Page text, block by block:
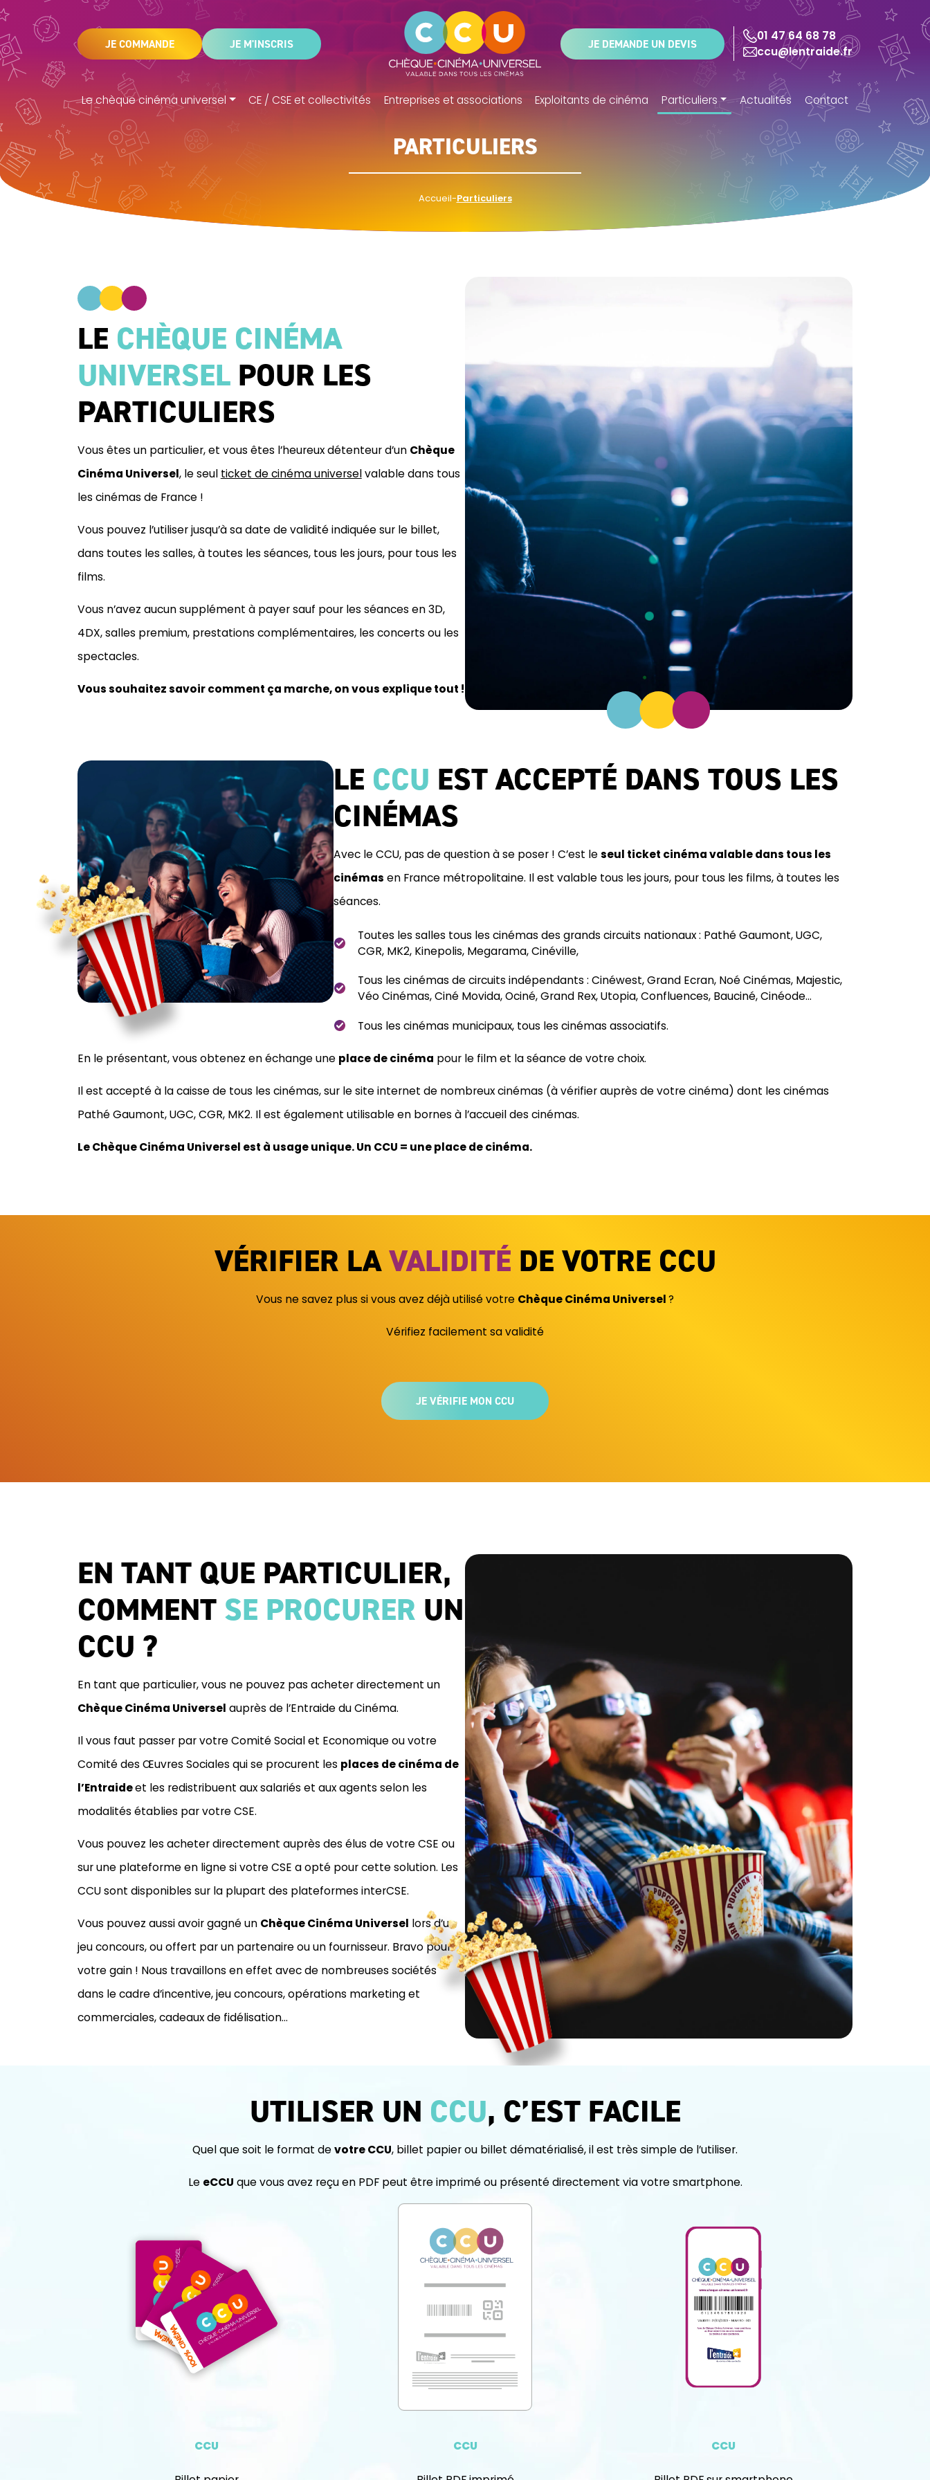
JE COMMANDE JE M'INSCRIS JE DEMANDE UN DEVIS
01 47 64 68 78
ccu@lentraide.fr
Le chèque cinéma universel CE / CSE et collectivités Entreprises et associations Exploitants de cinéma Particuliers Actualités Contact
PARTICULIERS
Accueil-Particuliers
LE CHÈQUE CINÉMA
UNIVERSELPOUR LES
PARTICULIERS
Vous êtes un particulier, et vous êtes l’heureux détenteur d’un Chèque
Cinéma Universel, le seul ticket de cinéma universelvalable dans tous
les cinémas de France !
Vous pouvez l’utiliser jusqu’à sa date de validité indiquée sur le billet,
dans toutes les salles, à toutes les séances, tous les jours, pour tous les
films.
Vous n’avez aucun supplément à payer sauf pour les séances en 3D,
4DX, salles premium, prestations complémentaires, les concerts ou les
spectacles.
Vous souhaitez savoir comment ça marche, on vous explique tout !
LE CCU EST ACCEPTÉ DANS TOUS LES
CINÉMAS
Avec le CCU, pas de question à se poser ! C’est leseul ticket cinéma valable dans tous les
cinémas en France métropolitaine. Il est valable tous les jours, pour tous les films, à toutes les
séances.
Toutes les salles tous les cinémas des grands circuits nationaux : Pathé Gaumont, UGC,
CGR, MK2, Kinepolis, Megarama, Cinéville,
Tous les cinémas de circuits indépendants : Cinéwest, Grand Ecran, Noé Cinémas, Majestic,
Véo Cinémas, Ciné Movida, Ociné, Grand Rex, Utopia, Confluences, Bauciné, Cinéode…
Tous les cinémas municipaux, tous les cinémas associatifs.
En le présentant, vous obtenez en échange une place de cinéma pour le film et la séance de votre choix.
Il est accepté à la caisse de tous les cinémas, sur le site internet de nombreux cinémas (à vérifier auprès de votre cinéma) dont les cinémas
Pathé Gaumont, UGC, CGR, MK2. Il est également utilisable en bornes à l’accueil des cinémas.
Le Chèque Cinéma Universel est à usage unique. Un CCU = une place de cinéma.
VÉRIFIER LAVALIDITÉ DE VOTRE CCU
Vous ne savez plus si vous avez déjà utilisé votre Chèque Cinéma Universel?
Vérifiez facilement sa validité
JE VÉRIFIE MON CCU
EN TANT QUE PARTICULIER,
COMMENT SE PROCURER UN
CCU ?
En tant que particulier, vous ne pouvez pas acheter directement un
Chèque Cinéma Universel auprès de l’Entraide du Cinéma.
Il vous faut passer par votre Comité Social et Economique ou votre
Comité des Œuvres Sociales qui se procurent les places de cinéma de
l’Entraideet les redistribuent aux salariés et aux agents selon les
modalités établies par votre CSE.
Vous pouvez les acheter directement auprès des élus de votre CSE ou
sur une plateforme en ligne si votre CSE a opté pour cette solution. Les
CCU sont disponibles sur la plupart des plateformes interCSE.
Vous pouvez aussi avoir gagné un Chèque Cinéma Universel lors d’un
jeu concours, ou offert par un partenaire ou un fournisseur. Bravo pour
votre gain ! Nous travaillons en effet avec de nombreuses sociétés
dans le cadre d’incentive, jeu concours, opérations marketing et
commerciales, cadeaux de fidélisation…
UTILISER UN CCU, C’EST FACILE
Quel que soit le format devotre CCU, billet papier ou billet dématérialisé, il est très simple de l’utiliser.
Le eCCU que vous avez reçu en PDF peut être imprimé ou présenté directement via votre smartphone.
CCU CCU CCU